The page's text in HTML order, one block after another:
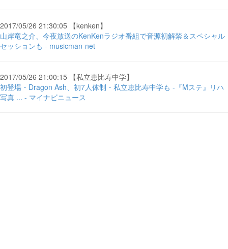
2017/05/26 21:30:05 【kenken】
山岸竜之介、今夜放送のKenKenラジオ番組で音源初解禁＆スペシャル
セッションも - musicman-net
2017/05/26 21:00:15 【私立恵比寿中学】
初登場・Dragon Ash、初7人体制・私立恵比寿中学も -『Mステ』リハ
写真 ... - マイナビニュース